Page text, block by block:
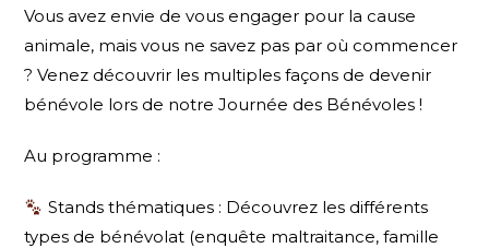
Vous avez envie de vous engager pour la cause
animale, mais vous ne savez pas par où commencer
? Venez découvrir les multiples façons de devenir
bénévole lors de notre Journée des Bénévoles !
Au programme :
Stands thématiques : Découvrez les différents
types de bénévolat (enquête maltraitance, famille